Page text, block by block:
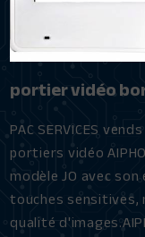
portier vidéo
PAC SERVICES
portiers vidéo
modèle JO avec
touches sensitives,
qualité